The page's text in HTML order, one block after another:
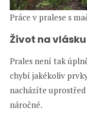
Práce v pralese s
Život na vlásku
Prales není tak
chybí jakékoliv
nacházíte
náročné.